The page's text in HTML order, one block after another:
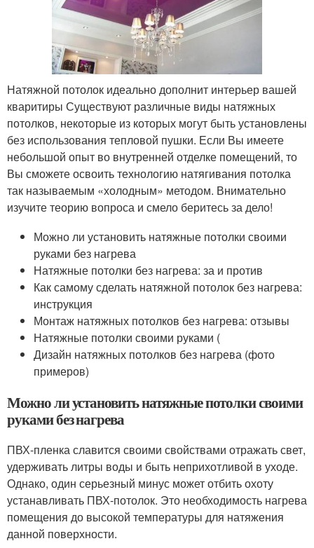
Натяжной потолок идеально дополнит интерьер вашей
кваритиры Существуют различные виды натяжных
потолков, некоторые из которых могут быть установлены
без использования тепловой пушки. Если Вы имеете
небольшой опыт во внутренней отделке помещений, то
Вы сможете освоить технологию натягивания потолка
так называемым «холодным» методом. Внимательно
изучите теорию вопроса и смело беритесь за дело!
Можно ли установить натяжные потолки своими
руками без нагрева
Натяжные потолки без нагрева: за и против
Как самому сделать натяжной потолок без нагрева:
инструкция
Монтаж натяжных потолков без нагрева: отзывы
Натяжные потолки своими руками (
Дизайн натяжных потолков без нагрева (фото
примеров)
Можно ли установить натяжные потолки своими
руками без нагрева
ПВХ-пленка славится своими свойствами отражать свет,
удерживать литры воды и быть неприхотливой в уходе.
Однако, один серьезный минус может отбить охоту
устанавливать ПВХ-потолок. Это необходимость нагрева
помещения до высокой температуры для натяжения
данной поверхности.